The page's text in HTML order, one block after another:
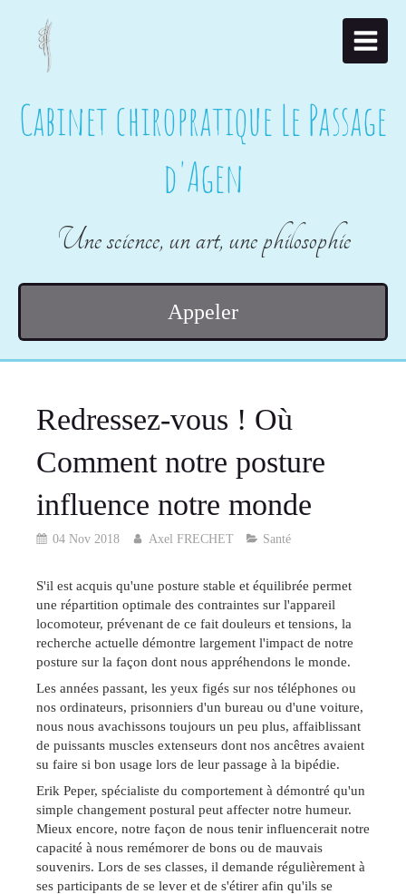
Cabinet chiropratique Le Passage
d'Agen
Une science, un art, une philosophie
Appeler
Redressez-vous ! Où
Comment notre posture
influence notre monde
04 Nov 2018 Axel FRECHET Santé
S'il est acquis qu'une posture stable et équilibrée permet
une répartition optimale des contraintes sur l'appareil
locomoteur, prévenant de ce fait douleurs et tensions, la
recherche actuelle démontre largement l'impact de notre
posture sur la façon dont nous appréhendons le monde.
Les années passant, les yeux figés sur nos téléphones ou
nos ordinateurs, prisonniers d'un bureau ou d'une voiture,
nous nous avachissons toujours un peu plus, affaiblissant
de puissants muscles extenseurs dont nos ancêtres avaient
su faire si bon usage lors de leur passage à la bipédie.
Erik Peper, spécialiste du comportement à démontré qu'un
simple changement postural peut affecter notre humeur.
Mieux encore, notre façon de nous tenir influencerait notre
capacité à nous remémorer de bons ou de mauvais
souvenirs. Lors de ses classes, il demande régulièrement à
ses participants de se lever et de s'étirer afin qu'ils se